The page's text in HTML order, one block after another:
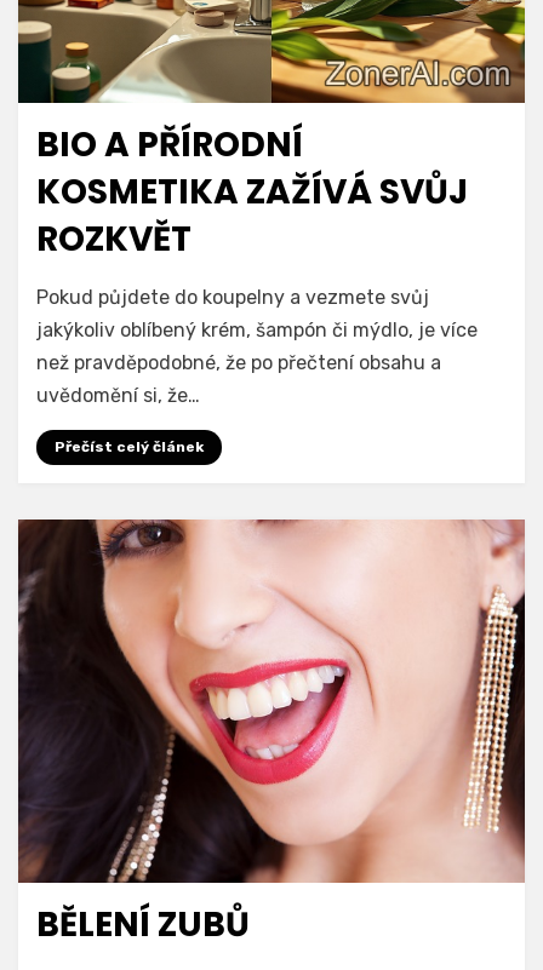
BIO A PŘÍRODNÍ
KOSMETIKA ZAŽÍVÁ SVŮJ
ROZKVĚT
Pokud půjdete do koupelny a vezmete svůj
jakýkoliv oblíbený krém, šampón či mýdlo, je více
než pravděpodobné, že po přečtení obsahu a
uvědomění si, že…
Přečíst celý článek
BĚLENÍ ZUBŮ